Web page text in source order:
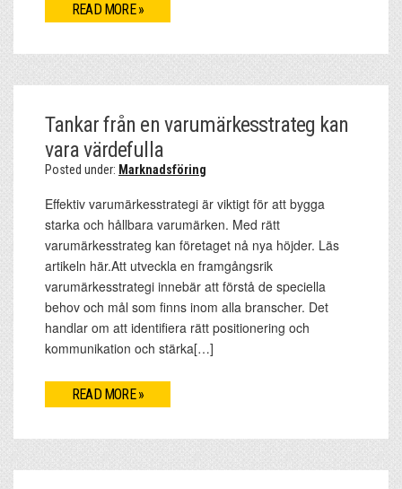
READ MORE »
Tankar från en varumärkesstrateg kan
vara värdefulla
Posted under: Marknadsföring
Effektiv varumärkesstrategi är viktigt för att bygga
starka och hållbara varumärken. Med rätt
varumärkesstrateg kan företaget nå nya höjder. Läs
artikeln här.Att utveckla en framgångsrik
varumärkesstrategi innebär att förstå de speciella
behov och mål som finns inom alla branscher. Det
handlar om att identifiera rätt positionering och
kommunikation och stärka[…]
READ MORE »